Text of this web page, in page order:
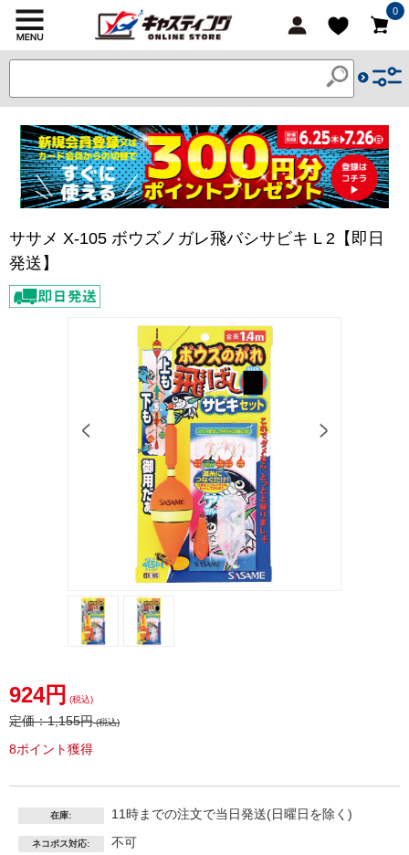
0
ササメ X-105 ボウズノガレ飛バシサビキ L 2【即日
発送】
０５ボ
ウズノ
ガレ飛
ばしサ
２
２
924円 (税込)
定価：1,155円(税込)
8ポイント獲得
在庫: 11時までの注文で当日発送(日曜日を除く)
ネコポス対応: 不可